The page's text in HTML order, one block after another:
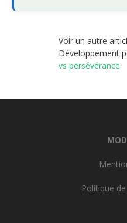
Voir un autre
Développement
vs persévérance
Politique